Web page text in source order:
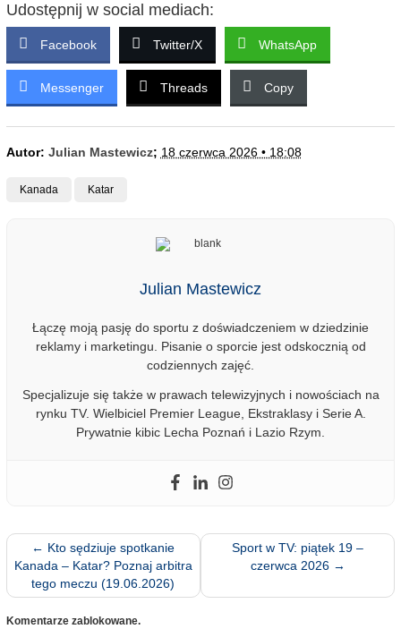
Udostępnij w social mediach:
Facebook Twitter/X WhatsApp
Messenger Threads Copy
Autor: Julian Mastewicz; 18 czerwca 2026 • 18:08
Kanada Katar
Julian Mastewicz
Łączę moją pasję do sportu z doświadczeniem w dziedzinie
reklamy i marketingu. Pisanie o sporcie jest odskocznią od
codziennych zajęć.
Specjalizuje się także w prawach telewizyjnych i nowościach na
rynku TV. Wielbiciel Premier League, Ekstraklasy i Serie A.
Prywatnie kibic Lecha Poznań i Lazio Rzym.
← Kto sędziuje spotkanie
Kanada – Katar? Poznaj arbitra
tego meczu (19.06.2026)
Sport w TV: piątek 19 –
czerwca 2026 →
Komentarze zablokowane.